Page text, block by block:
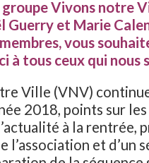
groupe Vivons notre
Guerry et Marie
vous
à tous ceux qui nous
Ville (VNV)
2018, points sur
à la rentrée,
l’association et d’un